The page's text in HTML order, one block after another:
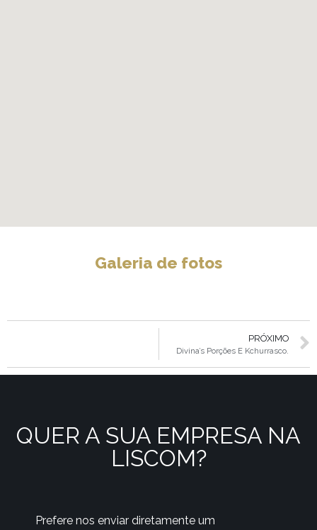
Galeria de fotos
PRÓXIMO
Divina’s Porções E Kchurrasco.
QUER A SUA EMPRESA NA
LISCOM?
Prefere nos enviar diretamente um